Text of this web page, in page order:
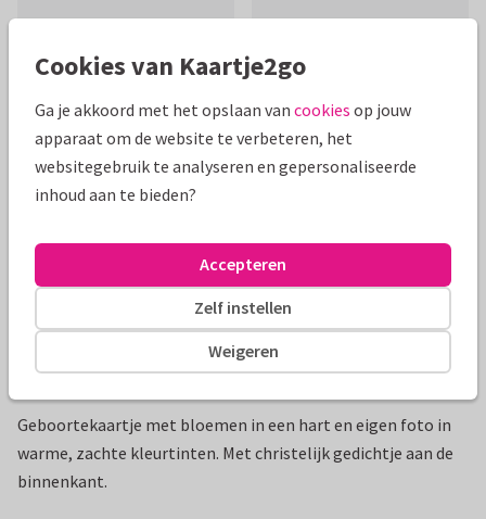
Mooie extra's bij je kaart
Geboortekaartje met bloemen in een hart en eigen foto in
warme, zachte kleurtinten. Met christelijk gedichtje aan de
binnenkant.
Cookies van Kaartje2go
Ga je akkoord met het opslaan van cookies op jouw
apparaat om de website te verbeteren, het
websitegebruik te analyseren en gepersonaliseerde
inhoud aan te bieden?
Weigeren
Zelf instellen
Accepteren